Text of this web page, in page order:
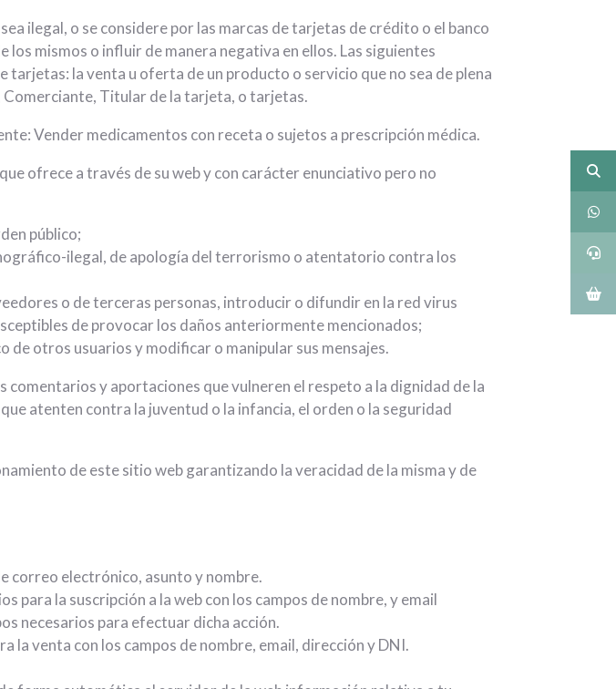
ilegal, o se considere por las marcas de tarjetas de crédito o el banco
mismos o influir de manera negativa en ellos. Las siguientes
la venta u oferta de un producto o servicio que no sea de plena
Comerciante, Titular de la tarjeta, o tarjetas.
Vender medicamentos con receta o sujetos a prescripción médica.
ofrece a través de su web y con carácter enunciativo pero no
público;
ilegal, de apología del terrorismo o atentatorio contra los
o de terceras personas, introducir o difundir en la red virus
de provocar los daños anteriormente mencionados;
de otros usuarios y modificar o manipular sus mensajes.
y aportaciones que vulneren el respeto a la dignidad de la
atenten contra la juventud o la infancia, el orden o la seguridad
de este sitio web garantizando la veracidad de la misma y de
correo electrónico, asunto y nombre.
para la suscripción a la web con los campos de nombre, y email
necesarios para efectuar dicha acción.
la venta con los campos de nombre, email, dirección y DNI.